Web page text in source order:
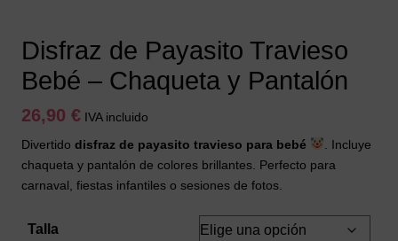
Disfraz de Payasito Travieso
Bebé – Chaqueta y Pantalón
26,90 € IVA incluido
Divertido disfraz de payasito travieso para bebé
. Incluye
chaqueta y pantalón de colores brillantes. Perfecto para
carnaval, fiestas infantiles o sesiones de fotos.
Talla